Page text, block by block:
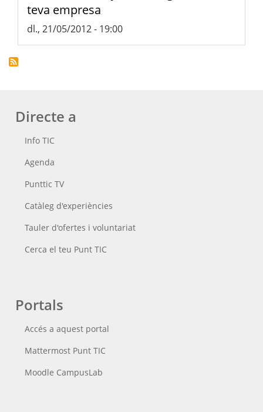
teva empresa
dl., 21/05/2012 - 19:00
Directe a
Info TIC
Agenda
Punttic TV
Catàleg d'experiències
Tauler d'ofertes i voluntariat
Cerca el teu Punt TIC
Portals
Accés a aquest portal
Mattermost Punt TIC
Moodle CampusLab